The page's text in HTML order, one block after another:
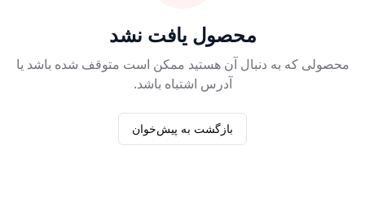
محصول یافت نشد
محصولی که به دنبال آن هستید ممکن است متوقف شده باشد یا
آدرس اشتباه باشد.
بازگشت به پیش‌خوان